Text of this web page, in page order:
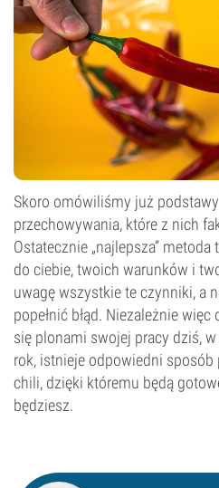
Skoro omówiliśmy już
przechowywania, które z nich
Ostatecznie „najlepsza”
do ciebie, twoich warunków i
uwagę wszystkie te czynniki, a
popełnić błąd. Niezależnie
się plonami swojej pracy dziś,
rok, istnieje odpowiedni
chili, dzięki któremu będą
będziesz.